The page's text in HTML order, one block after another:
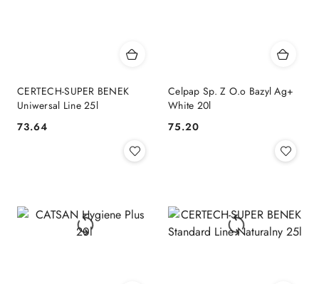
CERTECH-SUPER BENEK
Uniwersal Line 25l
Cena:
73.64
Celpap Sp. Z O.o Bazyl Ag+
White 20l
Cena:
75.20